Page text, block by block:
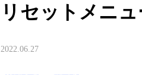
リセットメニ
2022.06.27